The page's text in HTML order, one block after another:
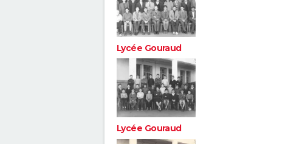
Lycée Gouraud
Lycée Gouraud